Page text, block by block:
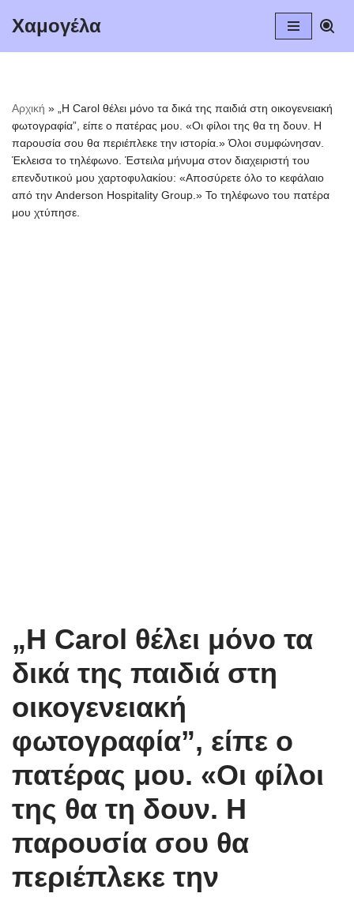
Χαμογέλα
Αρχική »
„Η Carol θέλει μόνο τα δικά της παιδιά στη οικογενειακή
φωτογραφία”, είπε ο πατέρας μου. «Οι φίλοι της θα τη δουν. Η
παρουσία σου θα περιέπλεκε την ιστορία.» Όλοι συμφώνησαν.
Έκλεισα το τηλέφωνο. Έστειλα μήνυμα στον διαχειριστή του
επενδυτικού μου χαρτοφυλακίου: «Αποσύρετε όλο το κεφάλαιο
από την Anderson Hospitality Group.» Το τηλέφωνο του πατέρα
μου χτύπησε.
„Η Carol θέλει μόνο τα
δικά της παιδιά στη
οικογενειακή
φωτογραφία”, είπε ο
πατέρας μου. «Οι φίλοι
της θα τη δουν. Η
παρουσία σου θα
περιέπλεκε την